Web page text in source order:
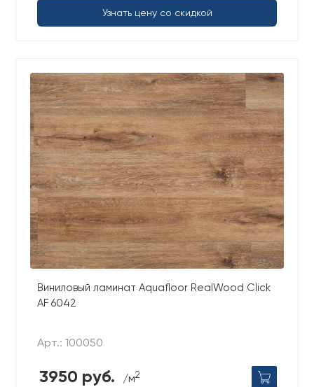
Узнать цену со скидкой
Виниловый ламинат Aquafloor RealWood Click
AF 6042
Арт.: 100050
3950 руб. /м2